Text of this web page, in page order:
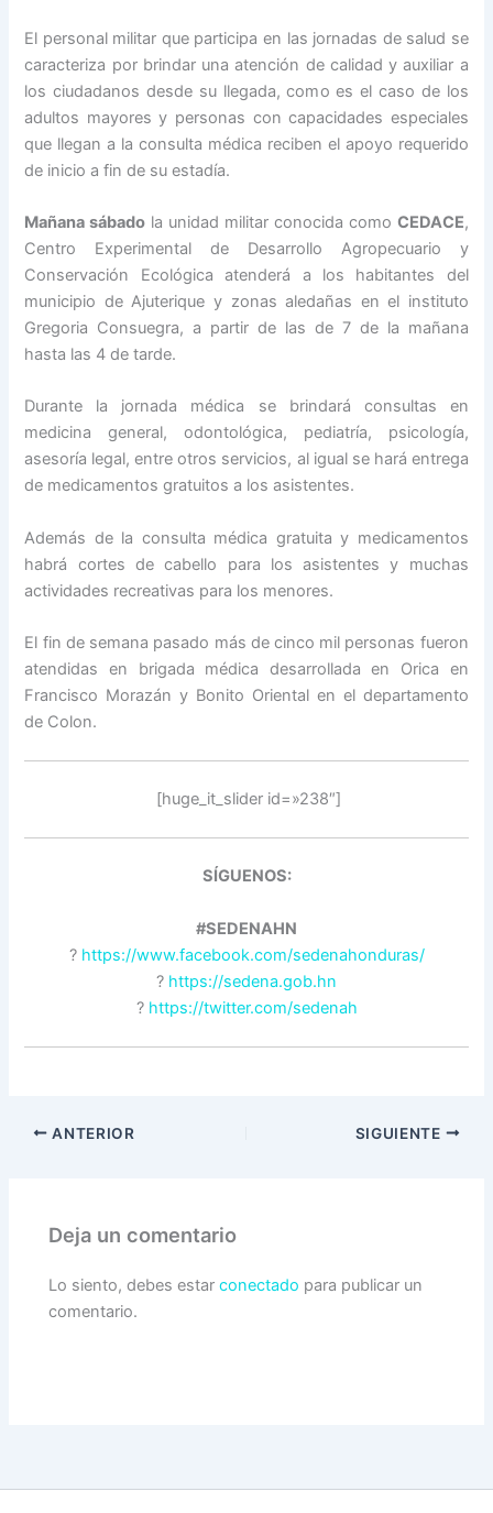
El personal militar que participa en las jornadas de salud se
caracteriza por brindar una atención de calidad y auxiliar a
los ciudadanos desde su llegada, como es el caso de los
adultos mayores y personas con capacidades especiales
que llegan a la consulta médica reciben el apoyo requerido
de inicio a fin de su estadía.
Mañana sábado la unidad militar conocida como CEDACE,
Centro Experimental de Desarrollo Agropecuario y
Conservación Ecológica atenderá a los habitantes del
municipio de Ajuterique y zonas aledañas en el instituto
Gregoria Consuegra, a partir de las de 7 de la mañana
hasta las 4 de tarde.
Durante la jornada médica se brindará consultas en
medicina general, odontológica, pediatría, psicología,
asesoría legal, entre otros servicios, al igual se hará entrega
de medicamentos gratuitos a los asistentes.
Además de la consulta médica gratuita y medicamentos
habrá cortes de cabello para los asistentes y muchas
actividades recreativas para los menores.
El fin de semana pasado más de cinco mil personas fueron
atendidas en brigada médica desarrollada en Orica en
Francisco Morazán y Bonito Oriental en el departamento
de Colon.
[huge_it_slider id=»238″]
SÍGUENOS:
#SEDENAHN
? https://www.facebook.com/sedenahonduras/
? https://sedena.gob.hn
? https://twitter.com/sedenah
ANTERIOR SIGUIENTE
Deja un comentario
Lo siento, debes estarconectado para publicar un
comentario.